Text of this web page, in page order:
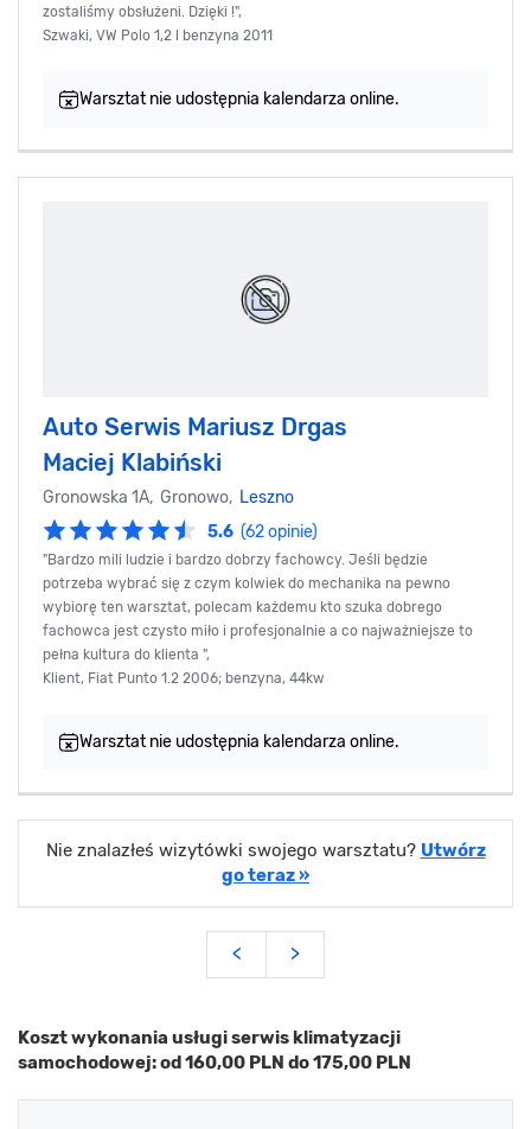
zostaliśmy obsłużeni. Dzięki !",
Szwaki, VW Polo 1,2 l benzyna 2011
Warsztat nie udostępnia kalendarza online.
Auto Serwis Mariusz Drgas
Maciej Klabiński
Gronowska 1A, Gronowo, Leszno
5.6 (62 opinie)
"Bardzo mili ludzie i bardzo dobrzy fachowcy. Jeśli będzie
potrzeba wybrać się z czym kolwiek do mechanika na pewno
wybiorę ten warsztat, polecam każdemu kto szuka dobrego
fachowca jest czysto miło i profesjonalnie a co najważniejsze to
pełna kultura do klienta ",
Klient, Fiat Punto 1.2 2006; benzyna, 44kw
Warsztat nie udostępnia kalendarza online.
Nie znalazłeś wizytówki swojego warsztatu? Utwórz
go teraz »
< >
Koszt wykonania usługi serwis klimatyzacji
samochodowej: od 160,00 PLN do 175,00 PLN